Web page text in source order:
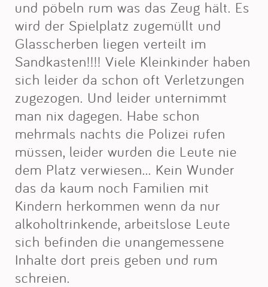
und pöbeln rum was das Zeug hält. Es
wird der Spielplatz zugemüllt und
Glasscherben liegen verteilt im
Sandkasten!!!! Viele Kleinkinder haben
sich leider da schon oft Verletzungen
zugezogen. Und leider unternimmt
man nix dagegen. Habe schon
mehrmals nachts die Polizei rufen
müssen, leider wurden die Leute nie
dem Platz verwiesen... Kein Wunder
das da kaum noch Familien mit
Kindern herkommen wenn da nur
alkoholtrinkende, arbeitslose Leute
sich befinden die unangemessene
Inhalte dort preis geben und rum
schreien.